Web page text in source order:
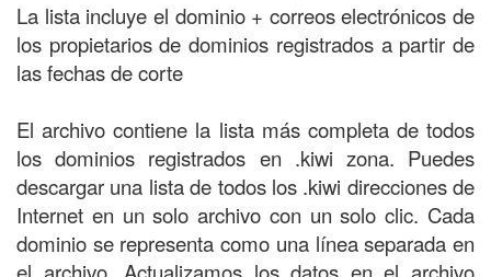
La lista incluye el dominio + correos electrónicos de
los propietarios de dominios registrados a partir de
las fechas de corte
El archivo contiene la lista más completa de todos
los dominios registrados en .kiwi zona. Puedes
descargar una lista de todos los .kiwi direcciones de
Internet en un solo archivo con un solo clic. Cada
dominio se representa como una línea separada en